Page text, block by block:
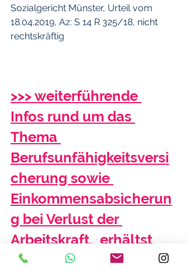
Sozialgericht Münster, Urteil vom
18.04.2019, Az: S 14 R 325/18, nicht
rechtskräftig
>>> weiterführende
Infos rund um das
Thema
Berufsunfähigkeitsversi
cherung sowie
Einkommensabsicherun
g bei Verlust der
Arbeitskraft,  erhältst
Du hier <<<